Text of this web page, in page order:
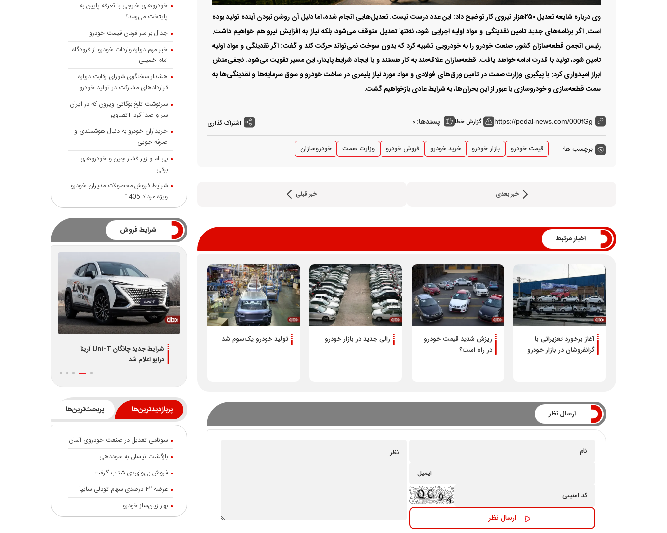
وی درباره شایعه تعدیل ۲۵۰هزار نیروی کار توضیح داد: این عدد درست نیست. تعدیل‌هایی انجام شده، اما دلیل آن روشن نبودن آینده تولید بوده
است. اگر برنامه‌های جدید تامین نقدینگی و مواد اولیه اجرایی شود، نه‌تنها تعدیل متوقف می‌شود، بلکه نیاز به افزایش نیرو هم خواهیم داشت.
رئیس انجمن قطعه‌سازان کشور، صنعت خودرو را به خودرویی تشبیه کرد که بدون سوخت نمی‌تواند حرکت کند و گفت: اگر نقدینگی و مواد اولیه
تامین شود، تولید با قدرت ادامه خواهد یافت. قطعه‌سازان علاقه‌مند به کار هستند و با ایجاد شرایط پایدار، این مسیر تقویت می‌شود. نجفی‌منش
ابراز امیدواری کرد: با پیگیری وزارت صمت در تامین ورق‌های فولادی و مواد مورد نیاز پلیمری در ساخت خودرو و سوق سرمایه‌ها و نقدینگی‌ها به
سمت قطعه‌سازی و خودروسازی با عبور از این بحران‌ها، به شرایط عادی بازخواهیم گشت.
https://pedal-news.com/000fGg گزارش خطا پسندها: 0 اشتراک گذاری
برچسب ها: قیمت خودرو بازار خودرو خرید خودرو فروش خودرو وزارت صمت خودروسازان
خبر بعدی خبر قبلی
اخبار مرتبط
آغاز برخورد تعزیراتی با
گرانفروشان در بازار خودرو
ریزش شدید قیمت خودرو
در راه است؟
رالی جدید در بازار خودرو تولید خودرو یک‌سوم شد
ارسال نظر
خودروهای خارجی با تعرفه پایین به
پایتخت می‌رسد؟
جدال بر سر فرمان قیمت خودرو
خبر مهم درباره واردات خودرو از فرودگاه
امام خمینی
هشدار سخنگوی شورای رقابت درباره
قرارداد‌های مشارکت در تولید خودرو
سرنوشت تلخ بوگاتی ویرون که در ایران
سر و صدا کرد +تصاویر
خریداران خودرو به دنبال هوشمندی و
صرفه جویی
بی ام و زیر فشار چین و خودروهای
برقی
شرایط فروش محصولات مدیران خودرو
ویژه مرداد 1405
شرایط فروش
شرایط جدید چانگان Uni-T آرینا
درایو اعلام شد
پربازدیدترین‌ها پربحث‌ترین‌ها
سونامی تعدیل در صنعت خودروی آلمان
بازگشت نیسان به سوددهی
فروش بی‌وای‌دی شتاب گرفت
عرضه ۴۲ درصدی سهام تودلی سایپا
بهار زیان‌ساز خودرو